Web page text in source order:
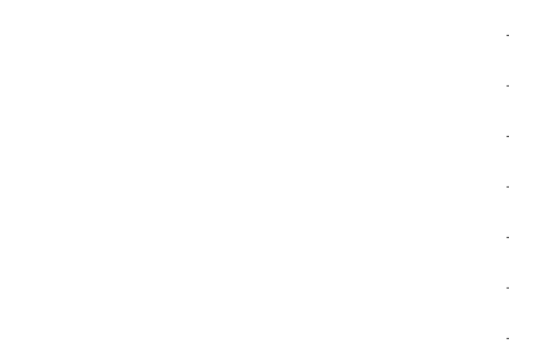
.
.
.
.
.
.
.